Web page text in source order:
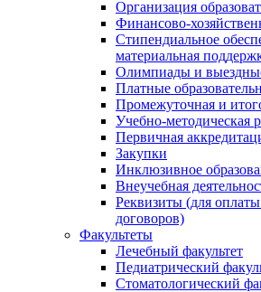
Организация
Финансово-
Стипендиальное
материальная
Олимпиады и
Платные
Промежуточная и
Учебно-методическая
Первичная
Закупки
Инклюзивное
Внеучебная
Реквизиты (для
договоров)
Факультеты
Лечебный факультет
Педиатрический
Стоматологический